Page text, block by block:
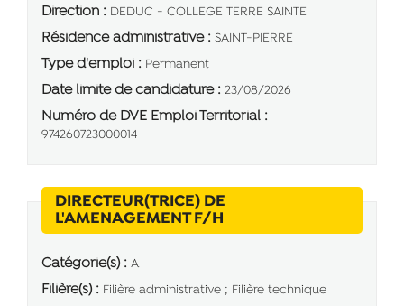
Direction : DEDUC - COLLEGE TERRE SAINTE
Résidence administrative : SAINT-PIERRE
Type d'emploi : Permanent
Date limite de candidature : 23/08/2026
Numéro de DVE Emploi Territorial :
974260723000014
DIRECTEUR(TRICE) DE
L'AMENAGEMENT F/H
Catégorie(s) : A
Filière(s) : Filière administrative ; Filière technique